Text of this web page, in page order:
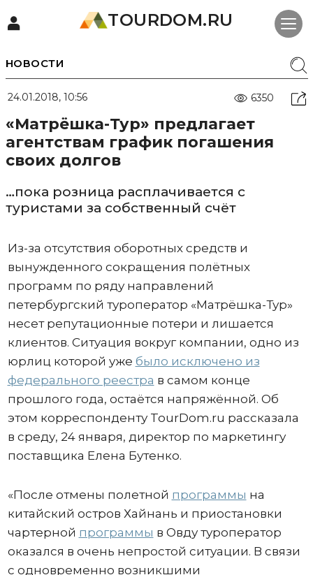
TOURDOM.RU
НОВОСТИ
24.01.2018, 10:56 6350
«Матрёшка-Тур» предлагает
агентствам график погашения
своих долгов
…пока розница расплачивается с
туристами за собственный счёт
Из-за отсутствия оборотных средств и
вынужденного сокращения полётных
программ по ряду направлений
петербургский туроператор «Матрёшка-Тур»
несет репутационные потери и лишается
клиентов. Ситуация вокруг компании, одно из
юрлиц которой уже было исключено из
федерального реестра в самом конце
прошлого года, остаётся напряжённой. Об
этом корреспонденту TourDom.ru рассказала
в среду, 24 января, директор по маркетингу
поставщика Елена Бутенко.
«После отмены полетной программы на
китайский остров Хайнань и приостановки
чартерной программы в Овду туроператор
оказался в очень непростой ситуации. В связи
с одновременно возникшими